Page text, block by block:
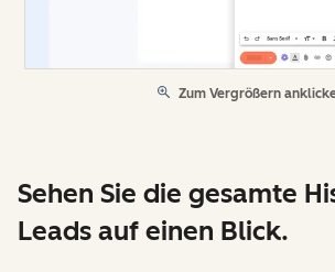
Zum Vergrößern
Sehen Sie die gesamte
Leads auf einen Blick.